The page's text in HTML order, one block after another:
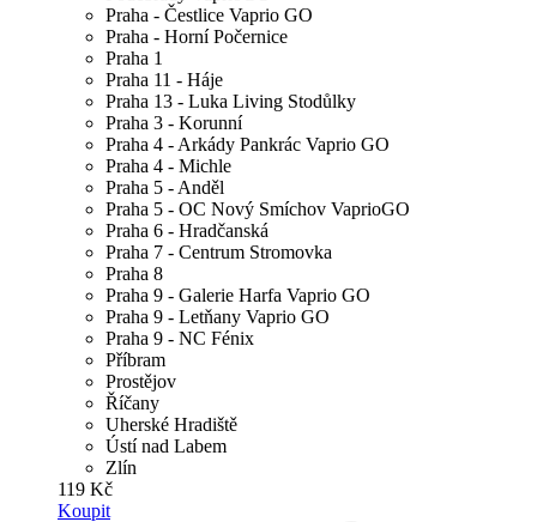
Praha - Čestlice Vaprio GO
Praha - Horní Počernice
Praha 1
Praha 11 - Háje
Praha 13 - Luka Living Stodůlky
Praha 3 - Korunní
Praha 4 - Arkády Pankrác Vaprio GO
Praha 4 - Michle
Praha 5 - Anděl
Praha 5 - OC Nový Smíchov VaprioGO
Praha 6 - Hradčanská
Praha 7 - Centrum Stromovka
Praha 8
Praha 9 - Galerie Harfa Vaprio GO
Praha 9 - Letňany Vaprio GO
Praha 9 - NC Fénix
Příbram
Prostějov
Říčany
Uherské Hradiště
Ústí nad Labem
Zlín
119 Kč
Koupit